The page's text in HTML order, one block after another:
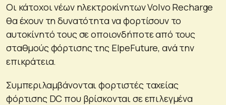
Οι κάτοχοι νέων ηλεκτροκίνητων Volvo Recharge
θα έχουν τη δυνατότητα να φορτίσουν το
αυτοκίνητό τους σε οποιονδήποτε από τους
σταθμούς φόρτισης της ElpeFuture, ανά την
επικράτεια.
Συμπεριλαμβάνονται φορτιστές ταχείας
φόρτισης DC που βρίσκονται σε επιλεγμένα